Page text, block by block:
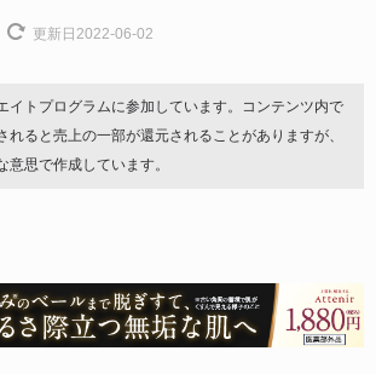
更新日2022-06-02
イトプログラムに参加しています。コンテンツ内で
れると売上の一部が還元されることがありますが、
意思で作成しています。